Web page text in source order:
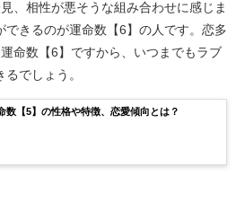
、相性が悪そうな組み合わせに感じま
できるのが運命数【6】の人です。恋多
命数【6】ですから、いつまでもラブ
でしょう。
数【5】の性格や特徴、恋愛傾向とは？